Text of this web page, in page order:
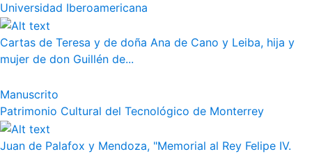
Universidad Iberoamericana
Cartas de Teresa y de doña Ana de Cano y Leiba, hija y
mujer de don Guillén de...
Manuscrito
Patrimonio Cultural del Tecnológico de Monterrey
Juan de Palafox y Mendoza, "Memorial al Rey Felipe IV.